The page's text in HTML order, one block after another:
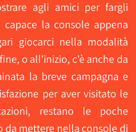
agli amici per fargli
la console appena
giocarci nella modalità
o all'inizio, c'è anche da
la breve campagna e
per aver visitato le
restano le poche
da mettere nella console di